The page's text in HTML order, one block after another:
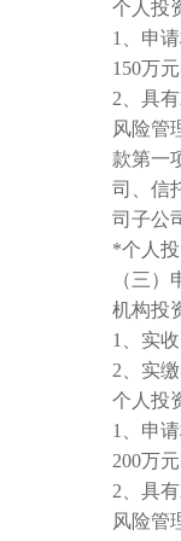
个人投
1、申
150万
2、具
风险管
款第一
司、信
司子公
*个人
（三
机构投
1、实
2、实
个人投
1、申
200万
2、具
风险管